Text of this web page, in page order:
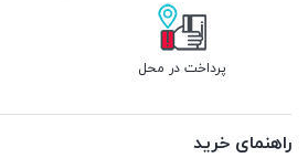
پرداخت در محل
راهنمای خرید